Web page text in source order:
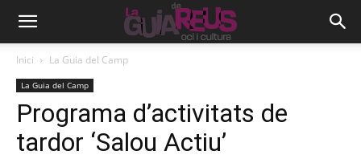
Inici La Guia del Camp
La Guia del Camp
Programa d’activitats de
tardor ‘Salou Actiu’